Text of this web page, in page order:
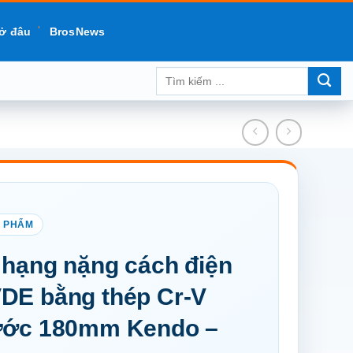
đâu BrosNews
Tìm
nặng cách điện
bằng thép Cr-V
180mm Kendo –